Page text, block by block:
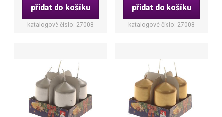
přidat do košíku
katalogové číslo: 27008
přidat do košíku
katalogové číslo: 27008